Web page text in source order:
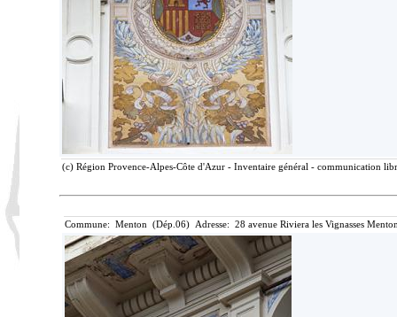
(c) Région Provence-Alpes-Côte d'Azur - Inventaire général - communication
Commune: Menton (Dép.06) Adresse: 28 avenue Riviera les Vignasses